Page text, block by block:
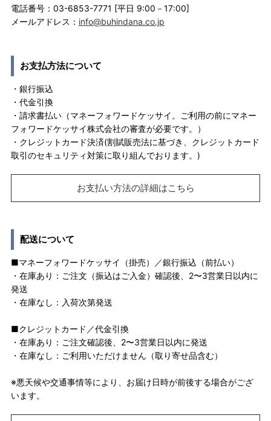
電話番号：03-6853-7771 [平日 9:00－17:00]
メールアドレス： info@buhindana.co.jp
お支払方法について
・銀行振込
・代金引換
・請求書払い（マネーフォワードケッサイ。ご利用の前にマネー
フォワードケッサイ株式会社の審査が必要です。）
・クレジットカード決済(割賦販売法に基づき、クレジットカード
取引のセキュリティ対策に取り組んでおります。)
お支払い方法の詳細はこちら
配送について
■マネーフォワードケッサイ（掛売）／銀行振込（前払い）
・在庫あり：ご注文（振込はご入金）確認後、2〜3営業日以内に
発送
・在庫なし：入荷次第発送
■クレジットカード／代金引換
・在庫あり：ご注文確認後、2〜3営業日以内に発送
・在庫なし：ご利用いただけません（取り寄せ品含む）
※悪天候や交通事情等により、お届け日時が前後する場合がござ
います。